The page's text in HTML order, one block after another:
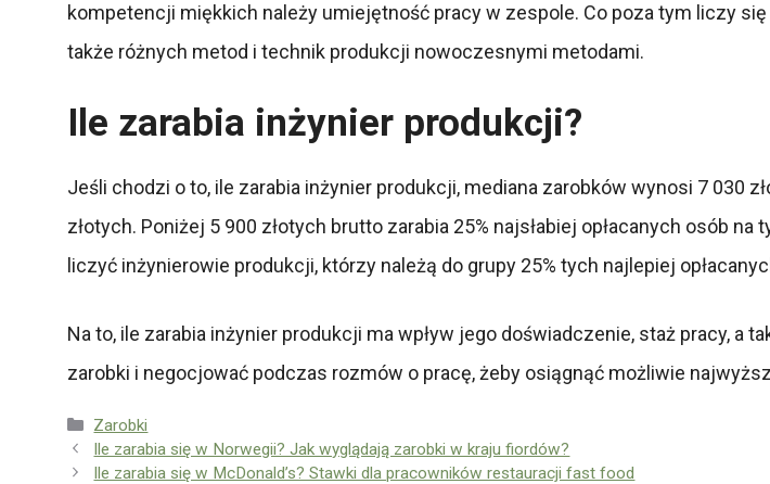
kompetencji miękkich należy umiejętność pracy w zespole. Co poza tym liczy
także różnych metod i technik produkcji nowoczesnymi metodami.
Ile zarabia inżynier produkcji?
Jeśli chodzi o to, ile zarabia inżynier produkcji, mediana zarobków wynosi 7 030
złotych. Poniżej 5 900 złotych brutto zarabia 25% najsłabiej opłacanych osób
liczyć inżynierowie produkcji, którzy należą do grupy 25% tych najlepiej
Na to, ile zarabia inżynier produkcji ma wpływ jego doświadczenie, staż pracy, a
zarobki i negocjować podczas rozmów o pracę, żeby osiągnąć możliwie
Kategorie
Zarobki
Ile zarabia się w Norwegii? Jak wyglądają zarobki w kraju fiordów?
Ile zarabia się w McDonald’s? Stawki dla pracowników restauracji fast food